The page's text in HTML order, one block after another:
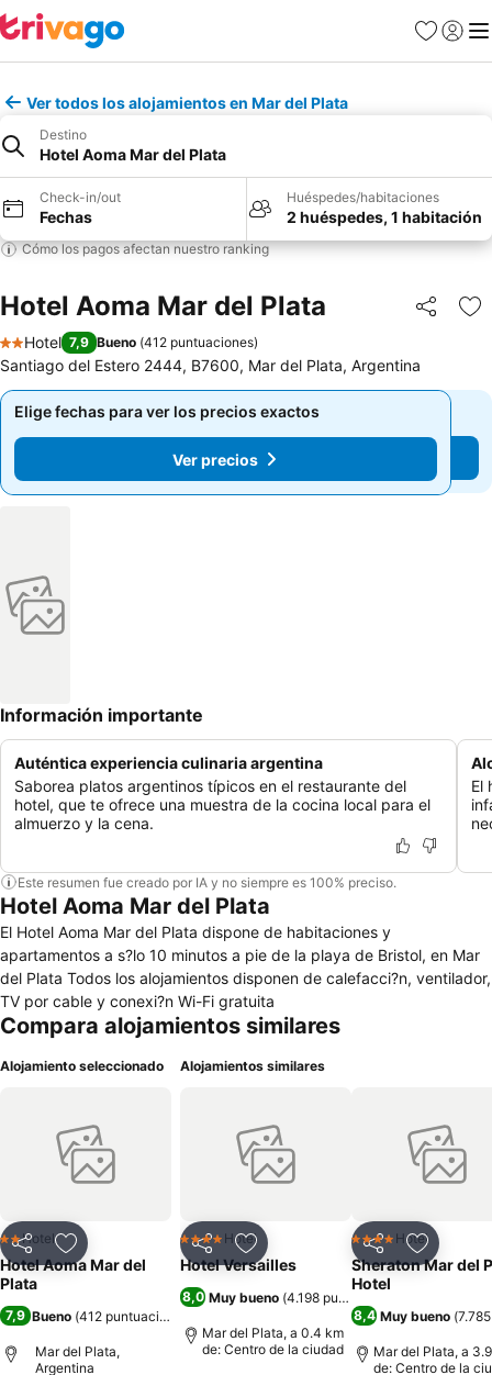
Favoritos
Iniciar
Ver todos los alojamientos en Mar del Plata
Destino
Hotel Aoma Mar del Plata
Check-in/out
Fechas
Huéspedes/habitaciones
2 huéspedes, 1 habitación
Cómo los pagos afectan nuestro ranking
Hotel Aoma Mar del Plata Compartir
2 Estrellas
Hotel 7,9 Bueno (412 puntuaciones)
Santiago del Estero 2444, B7600, Mar del Plata, Argentina
Elige fechas para ver los precios exactos
Ver precios
Elige fechas para ver los precios exactos
Ver precios
Información importante
Auténtica experiencia culinaria argentina
Saborea platos argentinos típicos en el restaurante del
hotel, que te ofrece una muestra de la cocina local para el
almuerzo y la cena.
El
Este resumen fue creado por IA y no siempre es 100% preciso.
Hotel Aoma Mar del Plata
El Hotel Aoma Mar del Plata dispone de habitaciones y
apartamentos a s?lo 10 minutos a pie de la playa de Bristol, en Mar
del Plata Todos los alojamientos disponen de calefacci?n, ventilador,
TV por cable y conexi?n Wi-Fi gratuita
Compara alojamientos similares
Alojamiento seleccionado
CompartirAgregar a favoritos
2 Estrellas
Hotel
Hotel Aoma Mar del
Plata
7,9 Bueno (412 puntuaciones
Mar del Plata,
Argentina
Alojamientos similares
CompartirAgregar a favoritos
4 EstrellasHotel
Hotel Versailles
8,0 Muy bueno (4.198 puntuaciones
Mar del Plata, a 0.4 km
de: Centro de la ciudad
CompartirAgregar
4 EstrellasHotel
Sheraton Mar del
Hotel
8,4 Muy bueno (
Mar del Plata, a
de: Centro de la